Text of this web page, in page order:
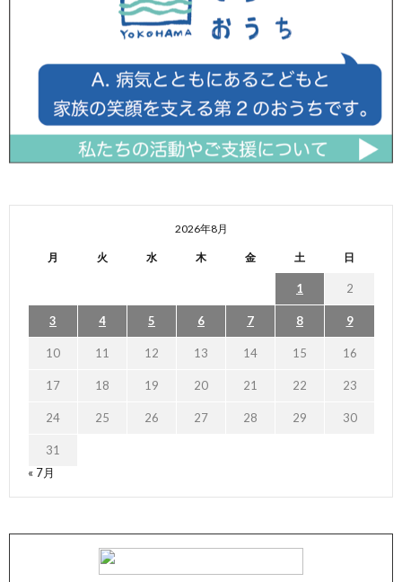
2026年8月
月 火 水 木 金 土 日
1 2
3 4 5 6 7 8 9
10 11 12 13 14 15 16
17 18 19 20 21 22 23
24 25 26 27 28 29 30
31
« 7月